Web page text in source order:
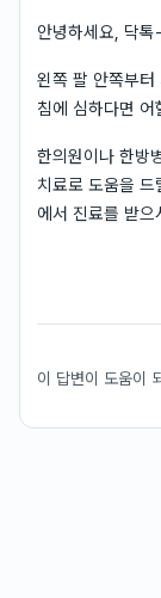
안녕하세요, 닥
왼쪽 팔 안쪽부터
침에 심하다면
한의원이나 한방
치료로 도움을
에서 진료를 받으
이 답변이 도움이